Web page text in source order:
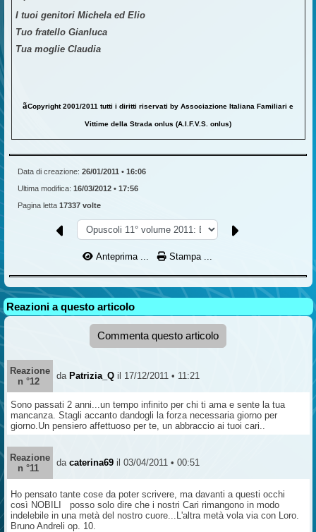
I tuoi genitori Michela ed Elio
Tuo fratello Gianluca
Tua moglie Claudia
ãCopyright 2001/2011 tutti i diritti riservati by Associazione Italiana Familiari e
Vittime della Strada onlus (A.I.F.V.S. onlus)
Data di creazione: 26/01/2011 • 16:06
Ultima modifica: 16/03/2012 • 17:56
Pagina letta 17337 volte
Anteprima ... Stampa ...
Reazioni a questo articolo
Commenta questo articolo
Reazione
n °12
da Patrizia_Q il 17/12/2011 • 11:21
Sono passati 2 anni...un tempo infinito per chi ti ama e sente la tua
mancanza. Stagli accanto dandogli la forza necessaria giorno per
giorno.Un pensiero affettuoso per te, un abbraccio ai tuoi cari..
Reazione
n °11
da caterina69 il 03/04/2011 • 00:51
Ho pensato tante cose da poter scrivere, ma davanti a questi occhi
così NOBILI posso solo dire che i nostri Cari rimangono in modo
indelebile in una metà del nostro cuore...L'altra metà vola via con Loro.
Bruno Andreli op. 10.